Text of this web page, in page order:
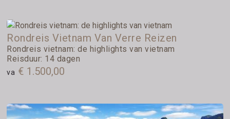
Rondreis Vietnam Van Verre Reizen
Rondreis vietnam: de highlights van vietnam
Reisduur: 14 dagen
va € 1.500,00